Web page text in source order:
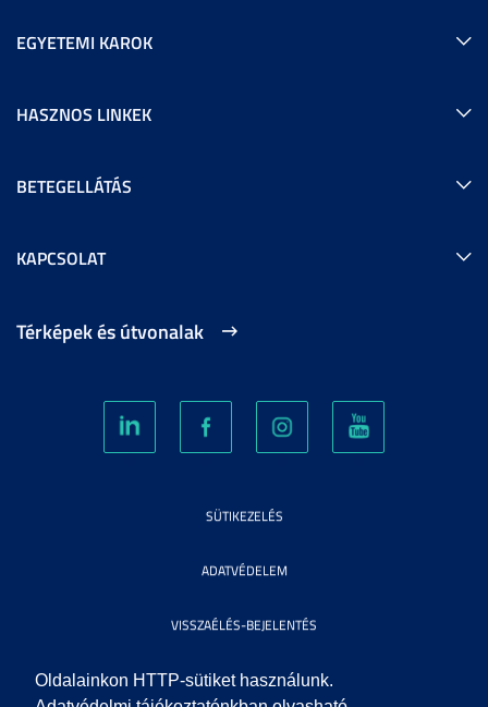
Oldalainkon HTTP-sütiket használunk.
EGYETEMI KAROK
HASZNOS LINKEK
BETEGELLÁTÁS
KAPCSOLAT
Térképek és útvonalak
SÜTIKEZELÉS
ADATVÉDELEM
VISSZAÉLÉS-BEJELENTÉS
KÖZÉRDEKŰ ADATOK